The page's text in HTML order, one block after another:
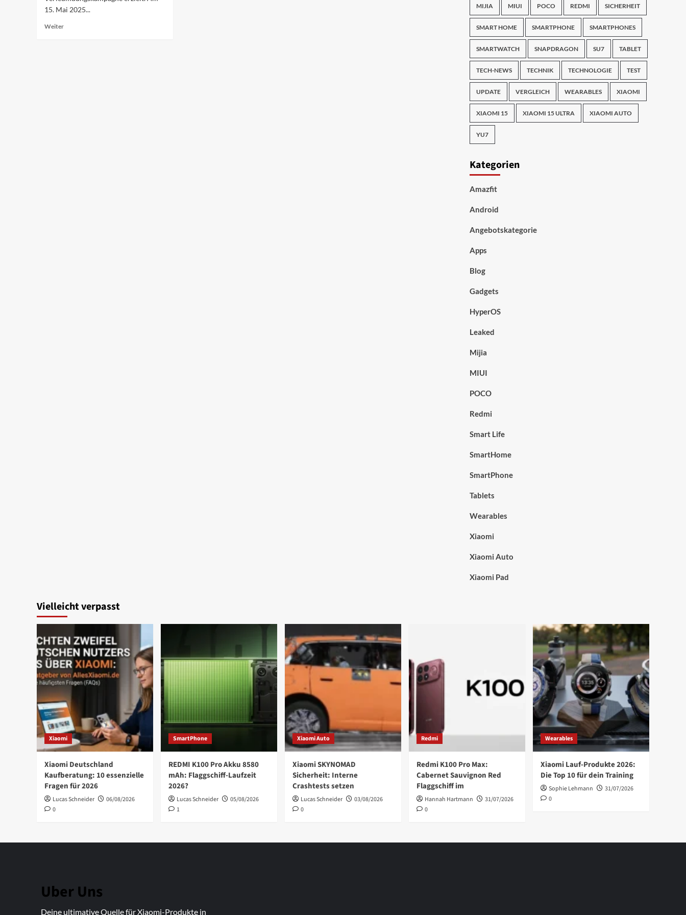
15. Mai 2025...
WeiterMehr
MIJIA MIUI POCO REDMI SICHERHEIT
SMART HOME SMARTPHONE SMARTPHONES
SMARTWATCH SNAPDRAGON SU7 TABLET
TECH-NEWS TECHNIK TECHNOLOGIE TEST
UPDATE VERGLEICH WEARABLES XIAOMI
XIAOMI 15 XIAOMI 15 ULTRA XIAOMI AUTO
YU7
Kategorien
Amazfit
Android
Angebotskategorie
Apps
Blog
Gadgets
HyperOS
Leaked
Mijia
MIUI
POCO
Redmi
Smart Life
SmartHome
SmartPhone
Tablets
Wearables
Xiaomi
Xiaomi Auto
Xiaomi Pad
Vielleicht verpasst
Xiaomi
Xiaomi Deutschland
Kaufberatung: 10 essenzielle
Fragen für 2026
Lucas Schneider
06/08/2026
0
SmartPhone
REDMI K100 Pro Akku 8580
mAh: Flaggschiff-Laufzeit
2026?
Lucas Schneider
05/08/2026
1
Xiaomi Auto
Xiaomi SKYNOMAD
Sicherheit: Interne
Crashtests setzen
Lucas Schneider
03/08/2026
0
Redmi
Redmi K100 Pro Max:
Cabernet Sauvignon Red
Flaggschiff im
Hannah Hartmann
31/07/2026
0
Wearables
Xiaomi Lauf-Produkte 2026:
Die Top 10 für dein Training
Sophie Lehmann
31/07/2026
0
Uber Uns
Deine ultimative Quelle für Xiaomi-Produkte in